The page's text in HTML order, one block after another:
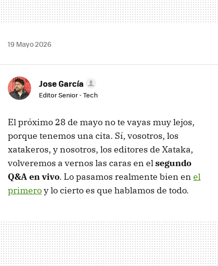
19 Mayo 2026
Jose García
Editor Senior - Tech
El próximo 28 de mayo no te vayas muy lejos,
porque tenemos una cita. Sí, vosotros, los
xatakeros, y nosotros, los editores de Xataka,
volveremos a vernos las caras en elsegundo
Q&A en vivo. Lo pasamos realmente bien en el
primeroy lo cierto es que hablamos de todo.